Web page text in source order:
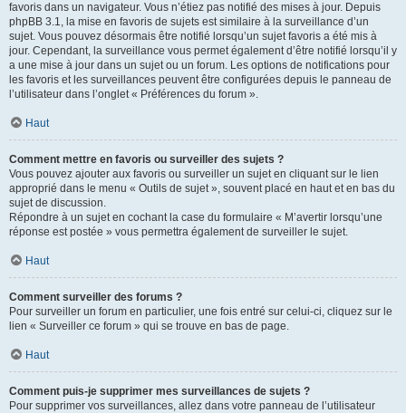
favoris dans un navigateur. Vous n’étiez pas notifié des mises à jour. Depuis
phpBB 3.1, la mise en favoris de sujets est similaire à la surveillance d’un
sujet. Vous pouvez désormais être notifié lorsqu’un sujet favoris a été mis à
jour. Cependant, la surveillance vous permet également d’être notifié lorsqu’il y
a une mise à jour dans un sujet ou un forum. Les options de notifications pour
les favoris et les surveillances peuvent être configurées depuis le panneau de
l’utilisateur dans l’onglet « Préférences du forum ».
Haut
Comment mettre en favoris ou surveiller des sujets ?
Vous pouvez ajouter aux favoris ou surveiller un sujet en cliquant sur le lien
approprié dans le menu « Outils de sujet », souvent placé en haut et en bas du
sujet de discussion.
Répondre à un sujet en cochant la case du formulaire « M’avertir lorsqu’une
réponse est postée » vous permettra également de surveiller le sujet.
Haut
Comment surveiller des forums ?
Pour surveiller un forum en particulier, une fois entré sur celui-ci, cliquez sur le
lien « Surveiller ce forum » qui se trouve en bas de page.
Haut
Comment puis-je supprimer mes surveillances de sujets ?
Pour supprimer vos surveillances, allez dans votre panneau de l’utilisateur